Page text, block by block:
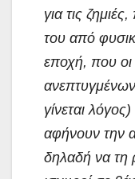
για τις
του από
εποχή, που
γίνεται
αφήνουν την
δηλαδή να τη